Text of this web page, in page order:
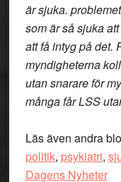
är sjuka.
som är så sjuka
att få intyg på det.
myndigheterna
utan snarare för
många får LSS
Läs även andra
politik, psykiatri,
Dagens Nyheter